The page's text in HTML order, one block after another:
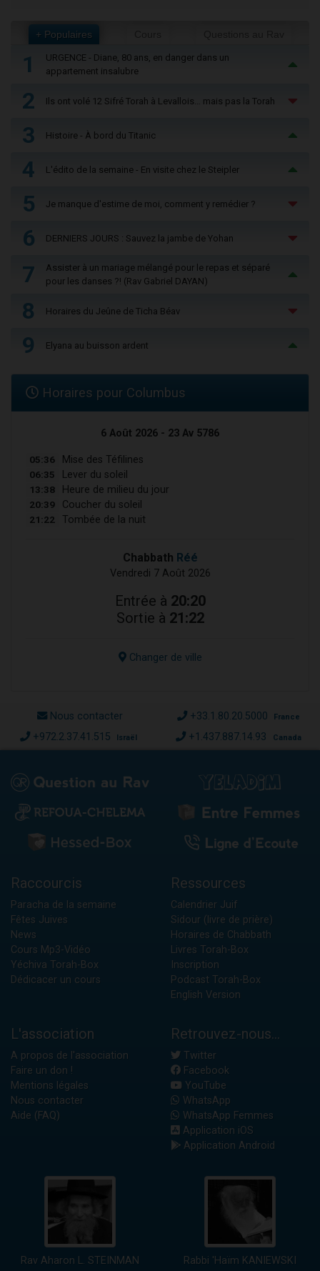
+ Populaires
1
URGENCE - Diane, 80 ans, en danger dans un
appartement insalubre
2 Ils ont volé 12 Sifré Torah à Levallois… mais pas la Torah
3 Histoire - À bord du Titanic
4 L'édito de la semaine - En visite chez le Steipler
5 Je manque d'estime de moi, comment y remédier ?
6 DERNIERS JOURS : Sauvez la jambe de Yohan
7
Assister à un mariage mélangé pour le repas et séparé
pour les danses ?! (Rav Gabriel DAYAN)
8 Horaires du Jeûne de Ticha Béav
9 Elyana au buisson ardent
Horaires pour Columbus
6 Août 2026 - 23 Av 5786
05:36 Mise des Téfilines
06:35 Lever du soleil
13:38 Heure de milieu du jour
20:39 Coucher du soleil
21:22 Tombée de la nuit
Chabbath Réé
Vendredi 7 Août 2026
Entrée à 20:20
Sortie à 21:22
Changer de ville
Nous contacter +33.1.80.20.5000 France
+972.2.37.41.515 Israël +1.437.887.14.93 Canada
Raccourcis
Paracha de la semaine
Fêtes Juives
News
Cours Mp3-Vidéo
Yéchiva Torah-Box
Dédicacer un cours
Ressources
Calendrier Juif
Sidour (livre de prière)
Horaires de Chabbath
Livres Torah-Box
Inscription
Podcast Torah-Box
English Version
L'association
A propos de l'association
Faire un don !
Mentions légales
Nous contacter
Aide (FAQ)
Retrouvez-nous...
Twitter
Facebook
YouTube
WhatsApp
WhatsApp Femmes
Application iOS
Application Android
Rav Aharon L. STEINMAN Rabbi 'Haïm KANIEWSKI